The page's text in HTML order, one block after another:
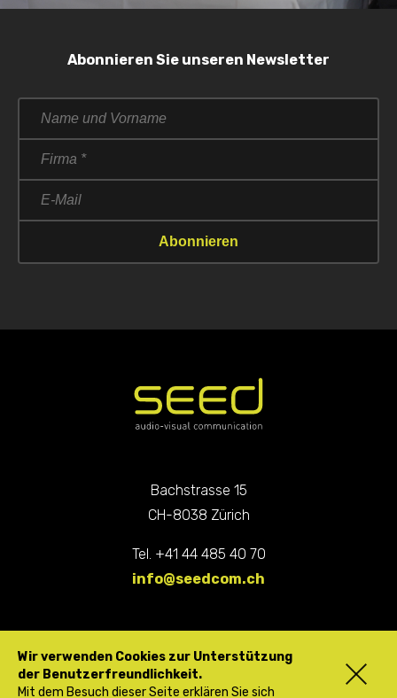
Abonnieren Sie unseren Newsletter
Bachstrasse 15
CH-8038 Zürich
Tel. +41 44 485 40 70
info@seedcom.ch
Wir verwenden Cookies zur Unterstützung
der Benutzerfreundlichkeit.
Mit dem Besuch dieser Seite erklären Sie sich